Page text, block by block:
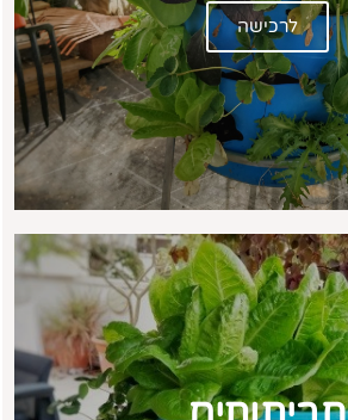
לרכישה